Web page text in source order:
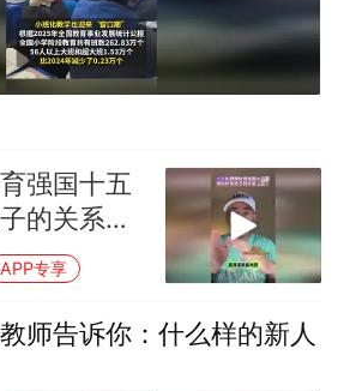
强国十五
的关系
APP专享
师告诉你：什么样的新人